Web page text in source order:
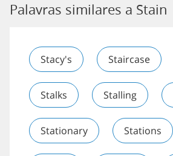
Palavras similares a Stain
Stacy's Staircase
Stalks Stalling
Stationary Stations